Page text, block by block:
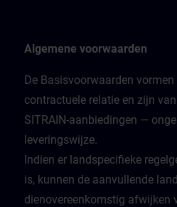
Algemene voorwaarden
De Basisvoorwaarden
contractuele relatie en zijn
SITRAIN-aanbiedingen —
leveringswijze.
Indien er landspecifieke
is, kunnen de aanvullende
dienovereenkomstig afwijken